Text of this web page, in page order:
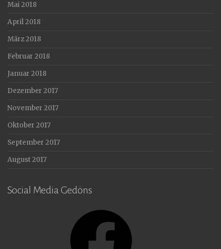
Mai 2018
April 2018
März 2018
Februar 2018
Januar 2018
Dezember 2017
November 2017
Oktober 2017
September 2017
August 2017
Social Media Gedöns